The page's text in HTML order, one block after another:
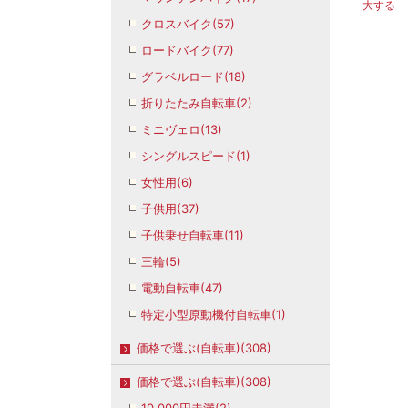
クロスバイク(57)
ロードバイク(77)
グラベルロード(18)
折りたたみ自転車(2)
ミニヴェロ(13)
シングルスピード(1)
女性用(6)
子供用(37)
子供乗せ自転車(11)
三輪(5)
電動自転車(47)
特定小型原動機付自転車(1)
価格で選ぶ(自転車)(308)
価格で選ぶ(自転車)(308)
大する